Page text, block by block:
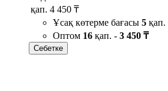
қап. 4 450 ₸
Ұсақ көтерме бағасы 5 қап.
Оптом 16 қап. - 3 450 ₸
Себетке